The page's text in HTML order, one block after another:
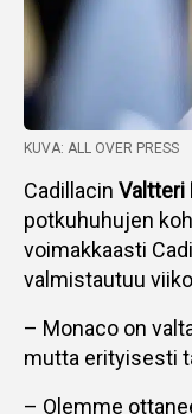
KUVA: ALL OVER PRESS
Cadillacin Valtteri
potkuhuhujen
voimakkaasti
valmistautuu
– Monaco on
mutta erityisesti
– Olemme